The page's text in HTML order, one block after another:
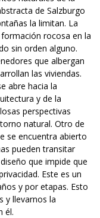
de Salzburgo
la limitan. La
rocosa en la
sin orden alguno.
que albergan
las viviendas.
abre hacia la
y de la
perspectivas
natural. Otro de
se encuentra abierto
pueden transitar
que impide que
Este es un
y por etapas. Esto
y llevarnos la
él.